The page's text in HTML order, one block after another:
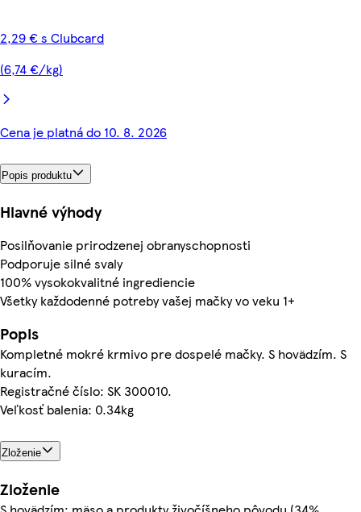
2,29 € s Clubcard
(6,74 €/kg)
Cena je platná do 10. 8. 2026
Popis produktu
Hlavné výhody
Posilňovanie prirodzenej obranyschopnosti
Podporuje silné svaly
100% vysokokvalitné ingrediencie
Všetky každodenné potreby vašej mačky vo veku 1+
Popis
Kompletné mokré krmivo pre dospelé mačky. S hovädzím. S
kuracím.
Registračné číslo: SK 300010.
Veľkosť balenia: 0.34kg
Zloženie
Zloženie